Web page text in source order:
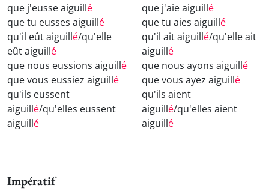
que j'eusse aiguillé
que tu eusses aiguillé
qu'il eût aiguillé/qu'elle
eût aiguillé
que nous eussions aiguillé
que vous eussiez aiguillé
qu'ils eussent
aiguillé/qu'elles eussent
aiguillé
que j'aie aiguillé
que tu aies aiguillé
qu'il ait aiguillé/qu'elle ait
aiguillé
que nous ayons aiguillé
que vous ayez aiguillé
qu'ils aient
aiguillé/qu'elles aient
aiguillé
Impératif